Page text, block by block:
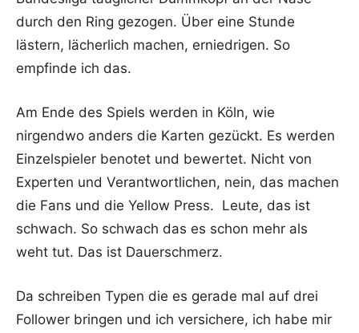
durch den Ring gezogen. Über eine Stunde
lästern, lächerlich machen, erniedrigen. So
empfinde ich das.
Am Ende des Spiels werden in Köln, wie
nirgendwo anders die Karten gezückt. Es werden
Einzelspieler benotet und bewertet. Nicht von
Experten und Verantwortlichen, nein, das machen
die Fans und die Yellow Press. Leute, das ist
schwach. So schwach das es schon mehr als
weht tut. Das ist Dauerschmerz.
Da schreiben Typen die es gerade mal auf drei
Follower bringen und ich versichere, ich habe mir